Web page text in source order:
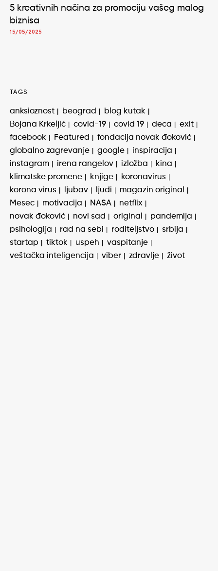
5 kreativnih načina za promociju vašeg malog
biznisa
15/05/2025
TAGS
anksioznost beograd
blog kutak
Bojana Krkeljić
covid-19 covid 19 deca
exit
facebook
Featured
fondacija novak đoković
globalno zagrevanje
google
inspiracija
instagram
irena rangelov izložba
kina
klimatske promene
knjige
koronavirus
korona virus
ljubav ljudi
magazin original
Mesec
motivacija NASA
netflix
novak đoković
novi sad original
pandemija
psihologija
rad na sebi roditeljstvo
srbija
startap
tiktok uspeh
vaspitanje
veštačka inteligencija
viber zdravlje život